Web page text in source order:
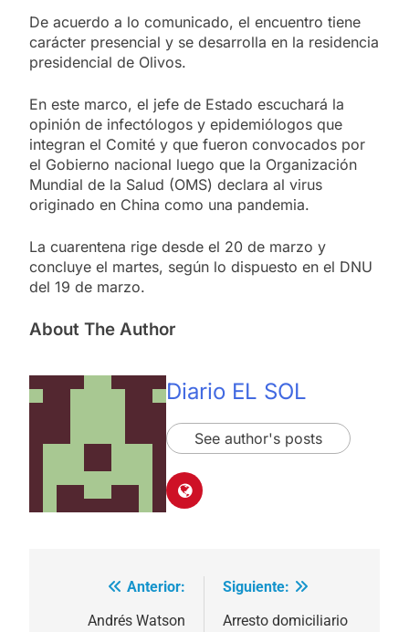
De acuerdo a lo comunicado, el encuentro tiene
carácter presencial y se desarrolla en la residencia
presidencial de Olivos.
En este marco, el jefe de Estado escuchará la
opinión de infectólogos y epidemiólogos que
integran el Comité y que fueron convocados por
el Gobierno nacional luego que la Organización
Mundial de la Salud (OMS) declara al virus
originado en China como una pandemia.
La cuarentena rige desde el 20 de marzo y
concluye el martes, según lo dispuesto en el DNU
del 19 de marzo.
About The Author
Diario EL SOL
See author's posts
Navegación
Anterior:
Andrés Watson
Siguiente:
Arresto domiciliario